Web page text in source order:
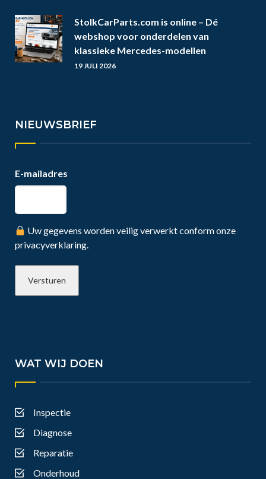
StolkCarParts.com is online – Dé
webshop voor onderdelen van
klassieke Mercedes-modellen
19 JULI 2026
NIEUWSBRIEF
E-mailadres
Uw gegevens worden veilig verwerkt conform onze
privacyverklaring.
WAT WIJ DOEN
Inspectie
Diagnose
Reparatie
Onderhoud